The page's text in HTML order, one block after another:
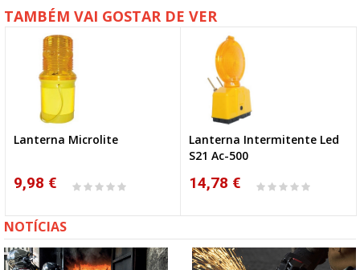
TAMBÉM VAI GOSTAR DE VER
Lanterna Microlite
9,98 €
Lanterna Intermitente Led
S21 Ac-500
14,78 €
NOTÍCIAS